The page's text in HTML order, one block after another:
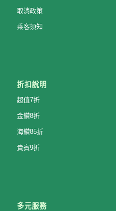
取消政策
乘客須知
折扣說明
超值7折
金鑽8折
海鑽85折
貴賓9折
多元服務